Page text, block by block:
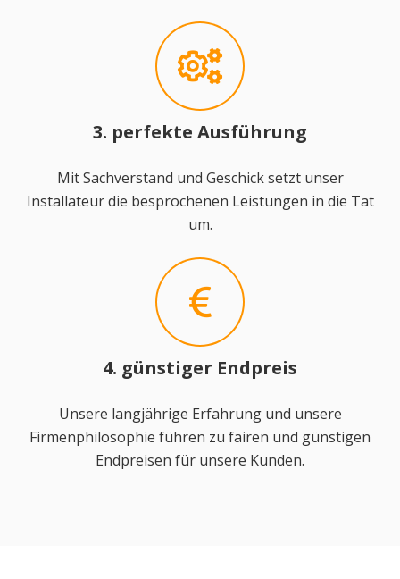
3. perfekte Ausführung
Mit Sachverstand und Geschick setzt unser
Installateur die besprochenen Leistungen in die Tat
um.
4. günstiger Endpreis
Unsere langjährige Erfahrung und unsere
Firmenphilosophie führen zu fairen und günstigen
Endpreisen für unsere Kunden.